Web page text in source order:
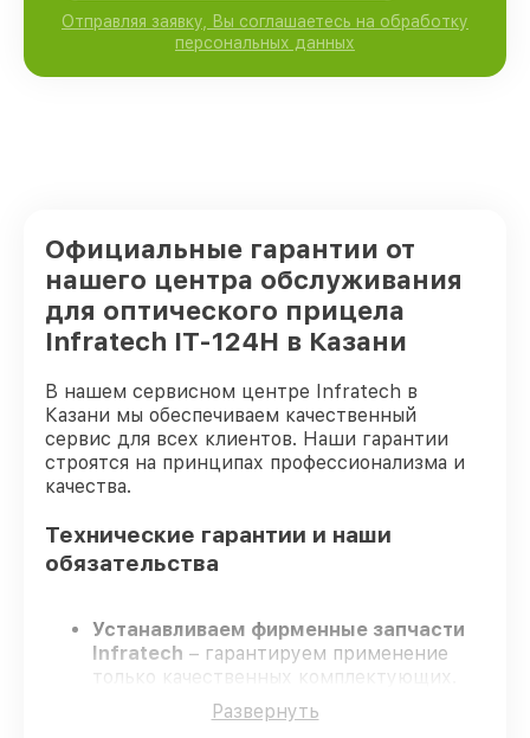
Отправляя заявку, Вы соглашаетесь на обработку
персональных данных
Официальные гарантии от
нашего центра обслуживания
для оптического прицела
Infratech IT-124Н в Казани
В нашем сервисном центре Infratech в
Казани мы обеспечиваем качественный
сервис для всех клиентов. Наши гарантии
строятся на принципах профессионализма и
качества.
Технические гарантии и наши
обязательства
Устанавливаем фирменные запчасти
Infratech – гарантируем применение
только качественных комплектующих.
Сертифицированные мастера
проходят постоянное обучение, что
Развернуть